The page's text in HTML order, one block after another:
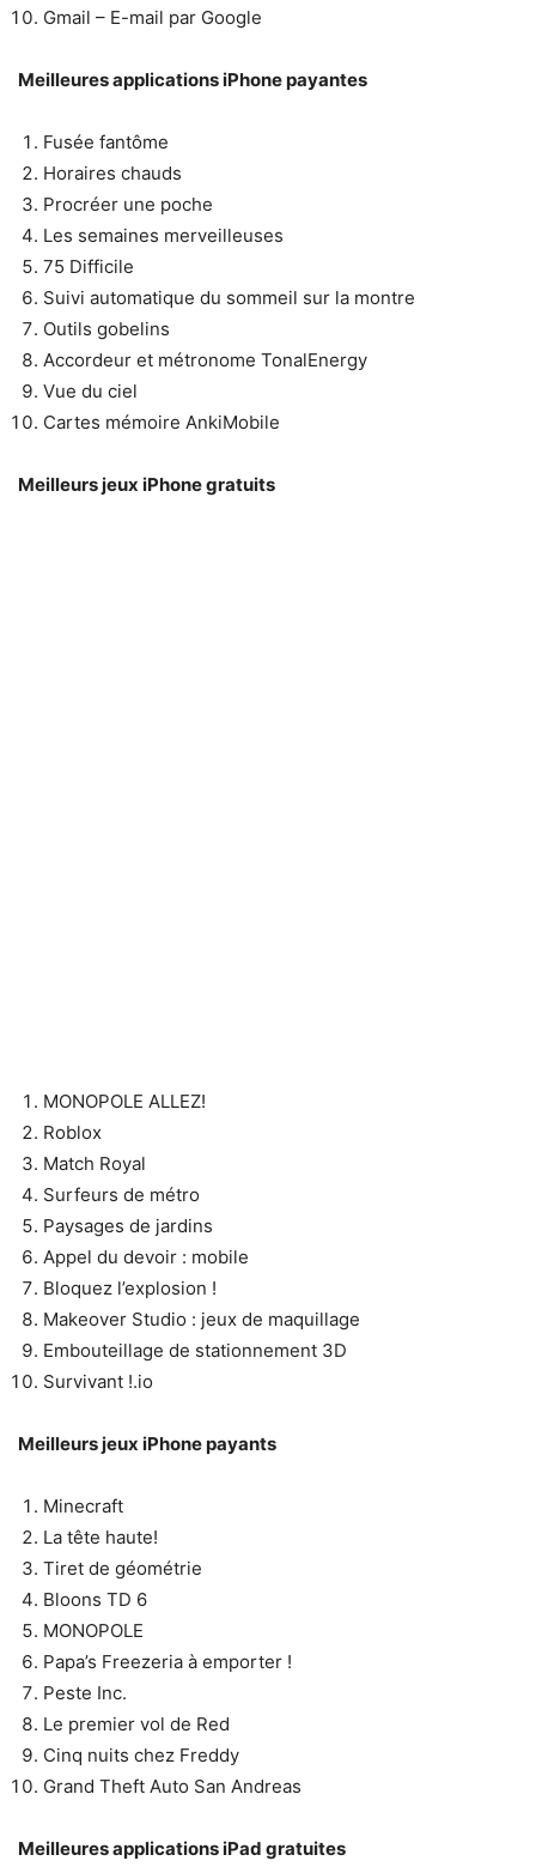
Gmail – E-mail par Google
Meilleures applications iPhone payantes
Fusée fantôme
Horaires chauds
Procréer une poche
Les semaines merveilleuses
75 Difficile
Suivi automatique du sommeil sur la montre
Outils gobelins
Accordeur et métronome TonalEnergy
Vue du ciel
Cartes mémoire AnkiMobile
Meilleurs jeux iPhone gratuits
MONOPOLE ALLEZ!
Roblox
Match Royal
Surfeurs de métro
Paysages de jardins
Appel du devoir : mobile
Bloquez l’explosion !
Makeover Studio : jeux de maquillage
Embouteillage de stationnement 3D
Survivant !.io
Meilleurs jeux iPhone payants
Minecraft
La tête haute!
Tiret de géométrie
Bloons TD 6
MONOPOLE
Papa’s Freezeria à emporter !
Peste Inc.
Le premier vol de Red
Cinq nuits chez Freddy
Grand Theft Auto San Andreas
Meilleures applications iPad gratuites